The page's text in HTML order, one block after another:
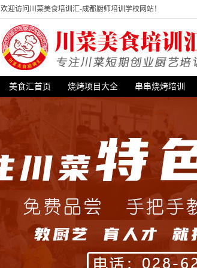
欢迎访问川菜美食培训汇-成都厨师培训学校网站！
美食汇首页 烧烤项目大全 串串烧烤培训